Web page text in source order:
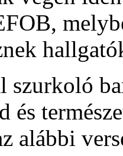
szurkoló
és
alábbi